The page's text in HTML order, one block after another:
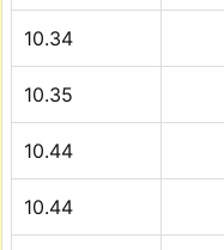
10.34
10.35
10.44
10.44